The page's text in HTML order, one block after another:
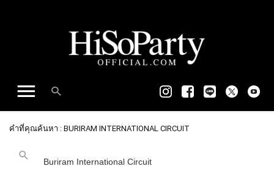
คำที่คุณค้นหา : BURIRAM INTERNATIONAL CIRCUIT